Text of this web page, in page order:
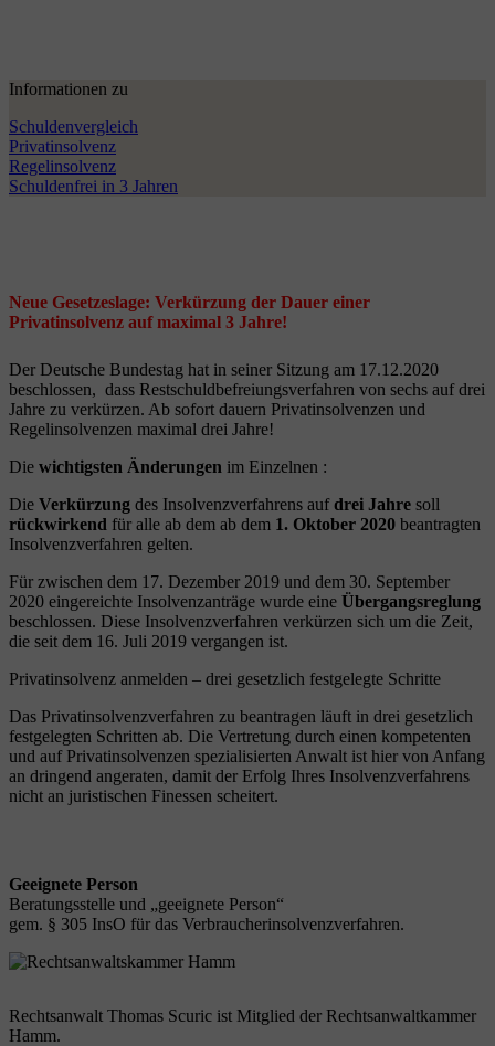
Informationen zu
Schuldenvergleich
Privatinsolvenz
Regelinsolvenz
Schuldenfrei in 3 Jahren
Neue Gesetzeslage: Verkürzung der Dauer einer
Privatinsolvenz auf maximal 3 Jahre!
Der Deutsche Bundestag hat in seiner Sitzung am 17.12.2020
beschlossen, dass Restschuldbefreiungsverfahren von sechs auf drei
Jahre zu verkürzen. Ab sofort dauern Privatinsolvenzen und
Regelinsolvenzen maximal drei Jahre!
Die wichtigsten Änderungen im Einzelnen :
Die Verkürzung des Insolvenzverfahrens aufdrei Jahre soll
rückwirkend für alle ab dem ab dem 1. Oktober 2020 beantragten
Insolvenzverfahren gelten.
Für zwischen dem 17. Dezember 2019 und dem 30. September
2020 eingereichte Insolvenzanträge wurde eine Übergangsreglung
beschlossen. Diese Insolvenzverfahren verkürzen sich um die Zeit,
die seit dem 16. Juli 2019 vergangen ist.
Privatinsolvenz anmelden – drei gesetzlich festgelegte Schritte
Das Privatinsolvenzverfahren zu beantragen läuft in drei gesetzlich
festgelegten Schritten ab. Die Vertretung durch einen kompetenten
und auf Privatinsolvenzen spezialisierten Anwalt ist hier von Anfang
an dringend angeraten, damit der Erfolg Ihres Insolvenzverfahrens
nicht an juristischen Finessen scheitert.
Geeignete Person
Beratungsstelle und „geeignete Person“
gem. § 305 InsO für das Verbraucherinsolvenzverfahren.
Rechtsanwalt Thomas Scuric ist Mitglied der Rechtsanwaltkammer
Hamm.